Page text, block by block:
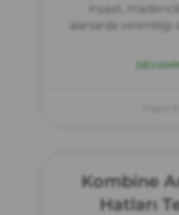
İnşaat,
alanlarda verimliliği
Kombine
Hatları